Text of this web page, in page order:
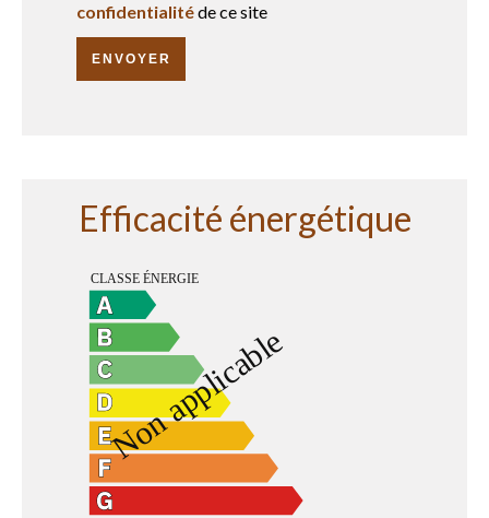
confidentialitéde ce site
ENVOYER
Efficacité énergétique